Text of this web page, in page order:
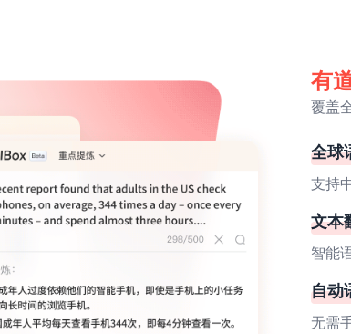
有
覆盖
全球
支持
文本
智能
自动
无需